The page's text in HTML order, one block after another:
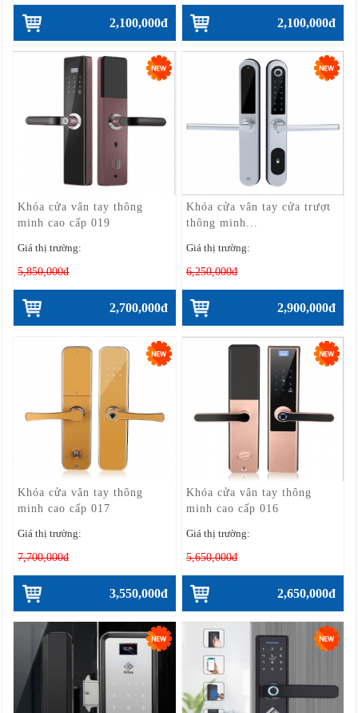
2,100,000đ 2,100,000đ
Khóa cửa vân tay thông
minh cao cấp 019
Giá thị trường:
5,850,000đ
2,700,000đ
Khóa cửa vân tay cửa trượt
thông minh...
Giá thị trường:
6,250,000đ
2,900,000đ
Khóa cửa vân tay thông
minh cao cấp 017
Giá thị trường:
7,700,000đ
3,550,000đ
Khóa cửa vân tay thông
minh cao cấp 016
Giá thị trường:
5,650,000đ
2,650,000đ